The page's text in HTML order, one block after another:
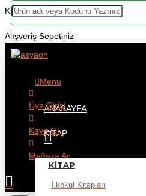
Kategoriler
Alışveriş Sepetiniz
Menu
ANASAYFA
KITAP
KITAP
İlkokul Kitapları
Üye Girişi
Kayıt Ol
Mağaza Aç